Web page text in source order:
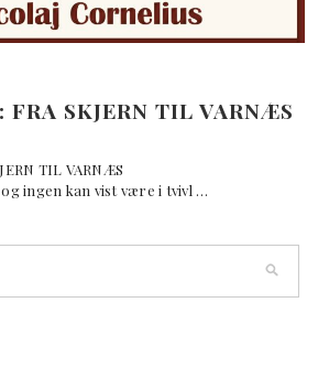
SKJERN TIL VARNÆS
SKJERN TIL VARNÆS
ingen kan vist være i tvivl …